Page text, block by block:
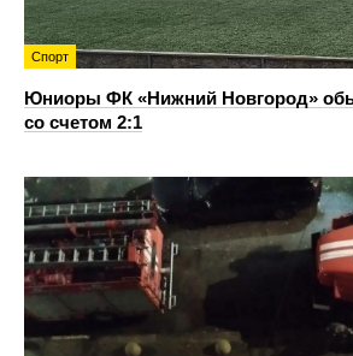
Спорт
Юниоры ФК «Нижний Новгород»
со счетом 2:1